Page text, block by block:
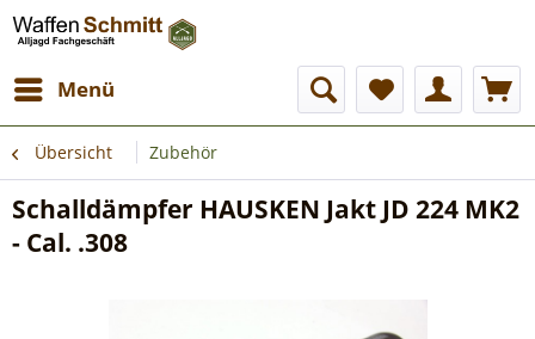
Menü
Übersicht Zubehör
Schalldämpfer HAUSKEN Jakt JD 224 MK2
- Cal. .308